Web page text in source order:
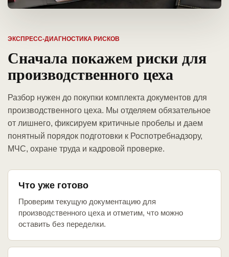
ЭКСПРЕСС-ДИАГНОСТИКА РИСКОВ
Сначала покажем риски для
производственного цеха
Разбор нужен до покупки комплекта документов для
производственного цеха. Мы отделяем обязательное
от лишнего, фиксируем критичные пробелы и даем
понятный порядок подготовки к Роспотребнадзору,
МЧС, охране труда и кадровой проверке.
Что уже готово
Проверим текущую документацию для
производственного цеха и отметим, что можно
оставить без переделки.